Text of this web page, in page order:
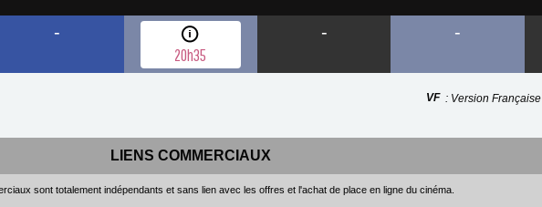
-
20h35
- -
VF : Version Française
LIENS COMMERCIAUX
sont totalement indépendants et sans lien avec les offres et l'achat de place en ligne du cinéma.